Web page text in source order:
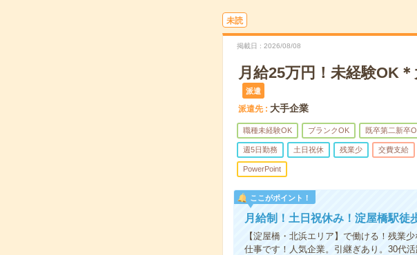
未読
掲載日 2026/08/08
月給25万円！未経験OK
派遣
派遣先 大手企業
職種未経験OK ブランクOK 既卒第二新卒
週5日勤務 土日祝休 残業少 交費支給
PowerPoint
ここがポイント！
月給制！土日祝休み！淀屋橋駅徒
【淀屋橋・北浜エリア】で働ける！残業
仕事です！人気企業。引継ぎあり。30代